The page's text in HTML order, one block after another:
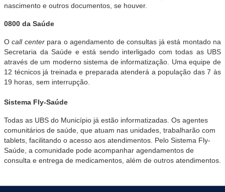
nascimento e outros documentos, se houver.
0800 da Saúde
Ocall centerpara o agendamento de consultas já está montado na
Secretaria da Saúde e está sendo interligado com todas as UBS
através de um moderno sistema de informatização. Uma equipe de
12 técnicos já treinada e preparada atenderá a população das 7 às
19 horas, sem interrupção.
Sistema Fly-Saúde
Todas as UBS do Município já estão informatizadas. Os agentes
comunitários de saúde, que atuam nas unidades, trabalharão com
tablets, facilitando o acesso aos atendimentos. Pelo Sistema Fly-
Saúde, a comunidade pode acompanhar agendamentos de
consulta e entrega de medicamentos, além de outros atendimentos.